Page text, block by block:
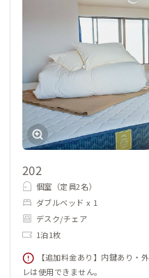
202
個室（定員2名）
ダブルベッド x 1
デスク/チェア
1泊1枚
【追加料金あり】内鍵あり・
レは使用できません。